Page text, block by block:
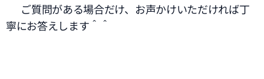
✅ ご質問がある場合だけ、お声かけいただければ丁
寧にお答えします＾＾